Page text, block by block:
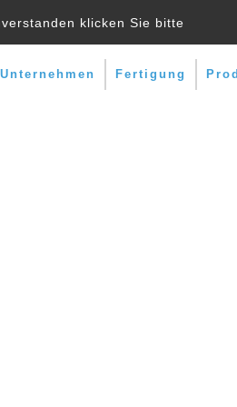
klicken Sie bitte
Unternehmen Fertigung